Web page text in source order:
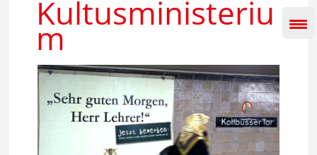
springenKultusministeriu
m